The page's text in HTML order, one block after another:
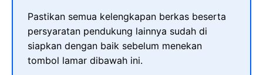
Pastikan semua kelengkapan berkas beserta
persyaratan pendukung lainnya sudah di
siapkan dengan baik sebelum menekan
tombol lamar dibawah ini.